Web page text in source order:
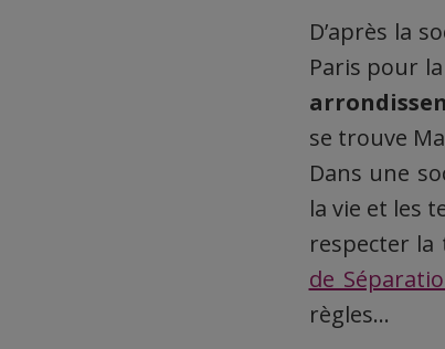
D’après la
Paris pour
se trouve
Dans une
la vie et les
respecter la
de
règles…